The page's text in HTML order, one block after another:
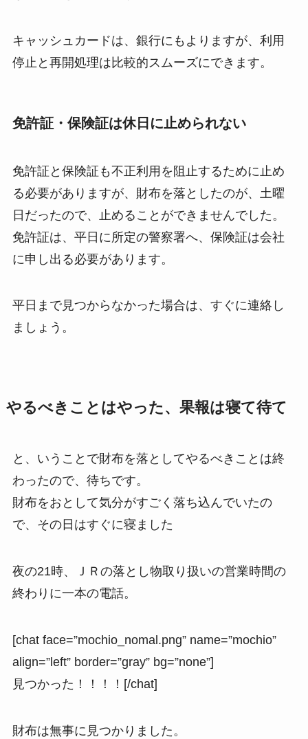
キャッシュカードは、銀行にもよりますが、利用
停止と再開処理は比較的スムーズにできます。
免許証・保険証は休日に止められない
免許証と保険証も不正利用を阻止するために止め
る必要がありますが、財布を落としたのが、土曜
日だったので、止めることができませんでした。
免許証は、平日に所定の警察署へ、保険証は会社
に申し出る必要があります。
平日まで見つからなかった場合は、すぐに連絡し
ましょう。
やるべきことはやった、果報は寝て待て
と、いうことで財布を落としてやるべきことは終
わったので、待ちです。
財布をおとして気分がすごく落ち込んでいたの
で、その日はすぐに寝ました
夜の21時、ＪＲの落とし物取り扱いの営業時間の
終わりに一本の電話。
[chat face=”mochio_nomal.png” name=”mochio”
align=”left” border=”gray” bg=”none”]
見つかった！！！！[/chat]
財布は無事に見つかりました。